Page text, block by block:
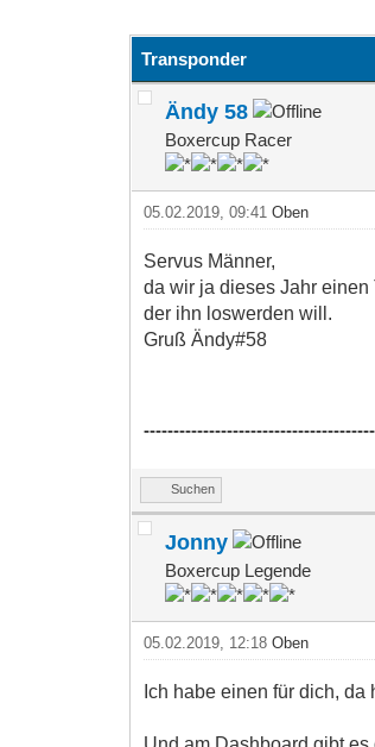
Transponder
Ändy 58
Boxercup Racer
05.02.2019, 09:41Oben
Servus Männer,
da wir ja dieses Jahr
der ihn loswerden will.
Gruß Ändy#58
Suchen
Jonny
Boxercup Legende
05.02.2019, 12:18Oben
Ich habe einen für dich,